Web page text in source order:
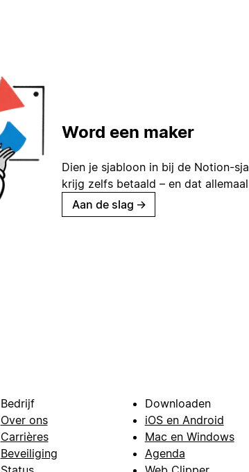
Word een maker
Dien je sjabloon in bij de Notion-
krijg zelfs betaald – en dat
Aan de slag →
Bedrijf
Over ons
Carrières
Beveiliging
Downloaden
iOS en Android
Mac en Windows
Agenda